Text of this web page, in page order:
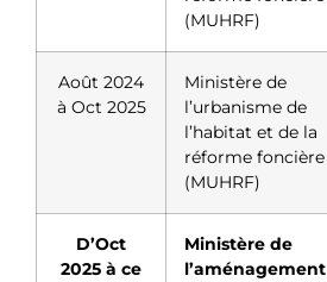
(MUHRF)
Août 2024
à Oct 2025
Ministère de
l’urbanisme de
l’habitat et de la
réforme foncière
(MUHRF)
D’Oct
2025 à ce
Ministère de
l’aménagement